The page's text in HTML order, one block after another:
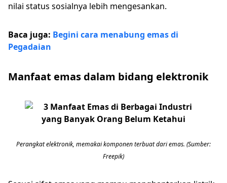
nilai status sosialnya lebih mengesankan.
Baca juga: Begini cara menabung emas di
Pegadaian
Manfaat emas dalam bidang elektronik
Perangkat elektronik, memakai komponen terbuat dari emas. (Sumber:
Freepik)